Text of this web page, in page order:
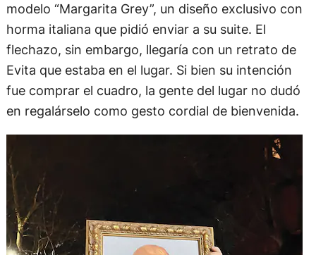
modelo “Margarita Grey”, un diseño exclusivo con
horma italiana que pidió enviar a su suite. El
flechazo, sin embargo, llegaría con un retrato de
Evita que estaba en el lugar. Si bien su intención
fue comprar el cuadro, la gente del lugar no dudó
en regalárselo como gesto cordial de bienvenida.